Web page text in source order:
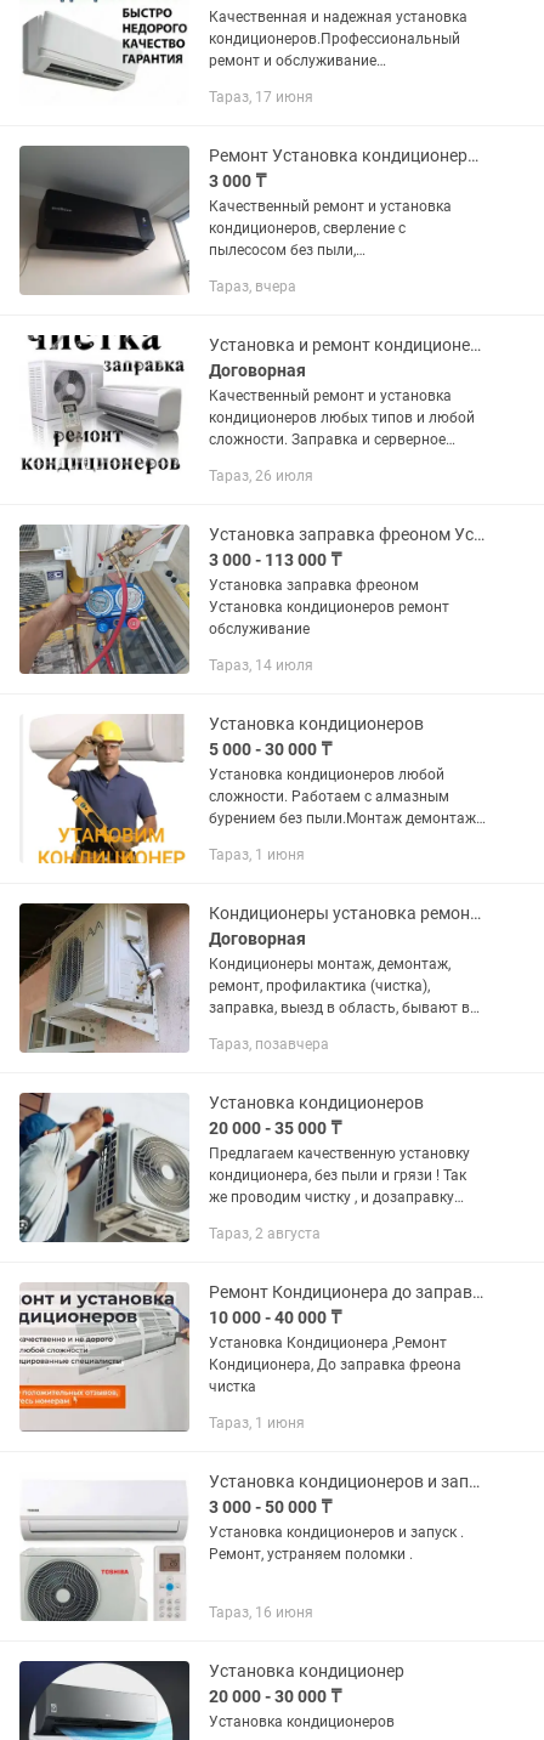
Качественная и надежная установка
кондиционеров.Профессиональный
ремонт и обслуживание
мастера стаж работы более 20 лет.
Тараз, 17 июня
Ремонт Установка кондиционеров,услуги мастера
3 000 ₸
Качественный ремонт и установка
кондиционеров, сверление с
пылесосом без пыли,
фреоном,все запчасти в наличии, стаж
,,все вопросы на
Тараз, вчера
Установка и ремонт кондиционеров
Договорная
Качественный ремонт и установка
кондиционеров любых типов и любой
сложности. Заправка и серверное
высокого давления кешером. Ремонты
Тараз, 26 июля
Установка заправка фреоном Установка кондиционеров
3 000 - 113 000 ₸
Установка заправка фреоном
Установка кондиционеров ремонт
обслуживание
Тараз, 14 июля
Установка кондиционеров
5 000 - 30 000 ₸
Установка кондиционеров любой
сложности. Работаем с алмазным
бурением без пыли.Монтаж демонтаж,
диагностика. Установка
районах цены зависят...
Тараз, 1 июня
Кондиционеры установка ремонт профилактика заправка
Договорная
Кондиционеры монтаж, демонтаж,
ремонт, профилактика (чистка),
заправка, выезд в область, бывают в
Сергей .,
Тараз, позавчера
Установка кондиционеров
20 000 - 35 000 ₸
Предлагаем качественную установку
кондиционера, без пыли и грязи ! Так
же проводим чистку , и дозаправку
оборудование !
Тараз, 2 августа
Ремонт Кондиционера до заправка фреона, чистка ,Установка Кондиционера
10 000 - 40 000 ₸
Установка Кондиционера ,Ремонт
Кондиционера, До заправка фреона
чистка
Тараз, 1 июня
Установка кондиционеров и запуск Чистка радиаторов
3 000 - 50 000 ₸
Установка кондиционеров и запуск .
Ремонт, устраняем поломки .
Тараз, 16 июня
Установка кондиционер
20 000 - 30 000 ₸
Установка кондиционеров